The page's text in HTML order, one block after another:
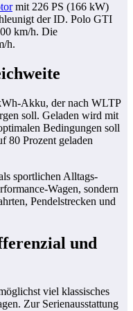
mit 226 PS (166 kW)
der ID. Polo GTI
km/h. Die
h.
Akku, der nach WLTP
soll. Geladen wird mit
Bedingungen soll
80 Prozent geladen
sportlichen Alltags-
Wagen, sondern
Pendelstrecken und
und
viel klassisches
Zur Serienausstattung